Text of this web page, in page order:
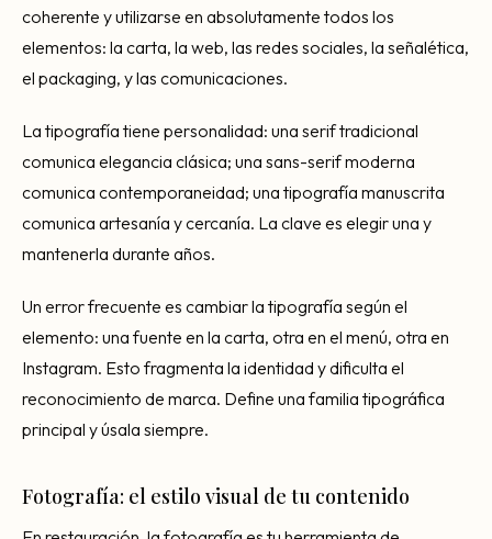
coherente y utilizarse en absolutamente todos los
elementos: la carta, la web, las redes sociales, la señalética,
el packaging, y las comunicaciones.
La tipografía tiene personalidad: una serif tradicional
comunica elegancia clásica; una sans-serif moderna
comunica contemporaneidad; una tipografía manuscrita
comunica artesanía y cercanía. La clave es elegir una y
mantenerla durante años.
Un error frecuente es cambiar la tipografía según el
elemento: una fuente en la carta, otra en el menú, otra en
Instagram. Esto fragmenta la identidad y dificulta el
reconocimiento de marca. Define una familia tipográfica
principal y úsala siempre.
Fotografía: el estilo visual de tu contenido